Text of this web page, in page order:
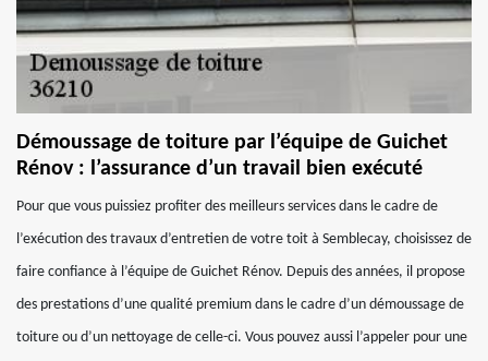
Démoussage de toiture par l’équipe de Guichet
Rénov : l’assurance d’un travail bien exécuté
Pour que vous puissiez profiter des meilleurs services dans le cadre de
l’exécution des travaux d’entretien de votre toit à Semblecay, choisissez de
faire confiance à l’équipe de Guichet Rénov. Depuis des années, il propose
des prestations d’une qualité premium dans le cadre d’un démoussage de
toiture ou d’un nettoyage de celle-ci. Vous pouvez aussi l’appeler pour une